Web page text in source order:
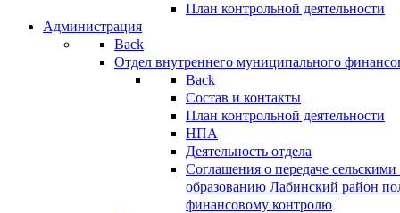
План контрольной деятельности
Администрация
Back
Отдел внутреннего муниципального
Back
Состав и контакты
План контрольной деятельности
НПА
Деятельность отдела
Соглашения о передаче
образованию Лабинский район
финансовому контролю